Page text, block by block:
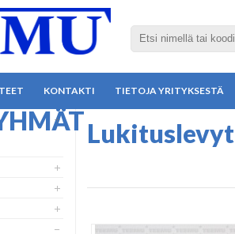
KONTAKTI TIETOJA YRITYKSESTÄ
Lukituslevyt